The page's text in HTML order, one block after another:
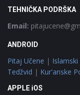
TEHNIČKA PODRŠKA
Email:
ANDROID
Pitaj Učene | Islamski
Tedžvid | Kur'anske
APPLE iOS